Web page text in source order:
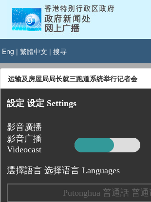
Eng | 繁體中文 | 搜寻
运输及房屋局局长就三跑道系统举行记者会